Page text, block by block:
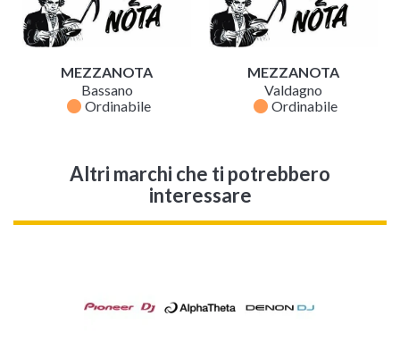
MEZZANOTA
Bassano
fiber_manual_record Ordinabile
MEZZANOTA
Valdagno
fiber_manual_record Ordinabile
Altri marchi che ti potrebbero
interessare